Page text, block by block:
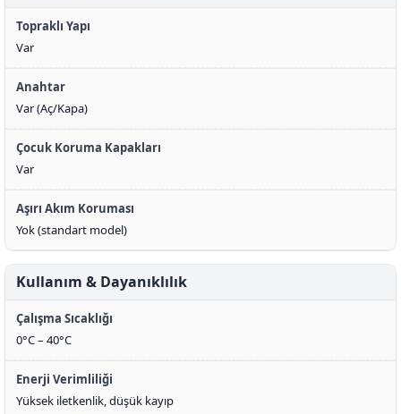
Topraklı Yapı
Var
Anahtar
Var (Aç/Kapa)
Çocuk Koruma Kapakları
Var
Aşırı Akım Koruması
Yok (standart model)
Kullanım & Dayanıklılık
Çalışma Sıcaklığı
0°C – 40°C
Enerji Verimliliği
Yüksek iletkenlik, düşük kayıp